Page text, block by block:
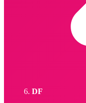
DF